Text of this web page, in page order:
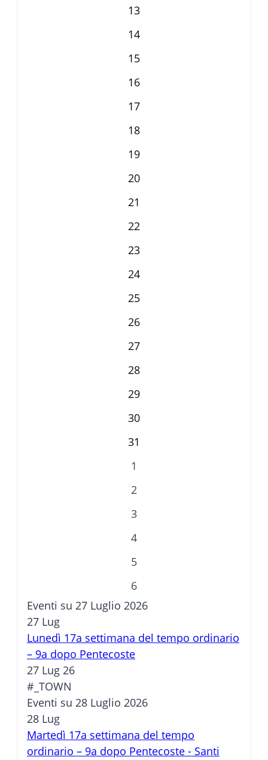
13
14
15
16
17
18
19
20
21
22
23
24
25
26
27
28
29
30
31
1
2
3
4
5
6
Eventi su 27 Luglio 2026
27 Lug
Lunedì 17a settimana del tempo ordinario
– 9a dopo Pentecoste
27 Lug 26
#_TOWN
Eventi su 28 Luglio 2026
28 Lug
Martedì 17a settimana del tempo
ordinario – 9a dopo Pentecoste - Santi